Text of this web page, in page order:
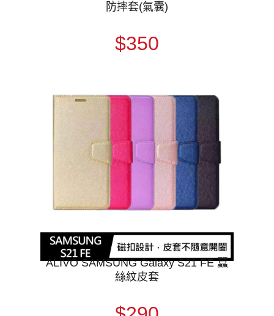
防摔套(氣囊)
$350
ALIVO SAMSUNG Galaxy S21 FE 蠶
絲紋皮套